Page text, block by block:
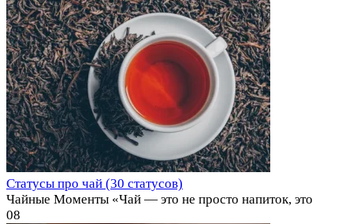
Статусы про чай (30 статусов)
Чайные Моменты «Чай — это не просто напиток, это
08